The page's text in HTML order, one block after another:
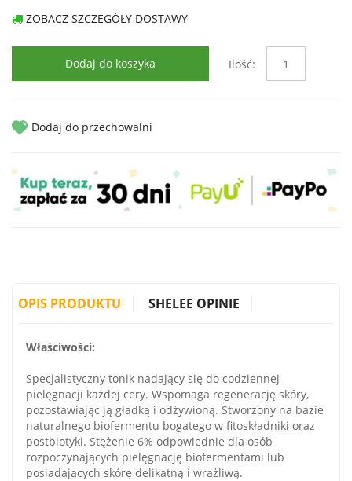
ZOBACZ SZCZEGÓŁY DOSTAWY
Dodaj do koszyka Ilość:
Dodaj do przechowalni
OPIS PRODUKTU SHELEE OPINIE
Właściwości:
Specjalistyczny tonik nadający się do codziennej
pielęgnacji każdej cery. Wspomaga regenerację skóry,
pozostawiając ją gładką i odżywioną. Stworzony na bazie
naturalnego biofermentu bogatego w fitoskładniki oraz
postbiotyki. Stężenie 6% odpowiednie dla osób
rozpoczynających pielęgnację biofermentami lub
posiadających skórę delikatną i wrażliwą.